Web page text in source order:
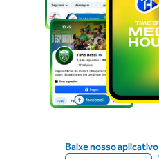
Baixe nosso aplicativo